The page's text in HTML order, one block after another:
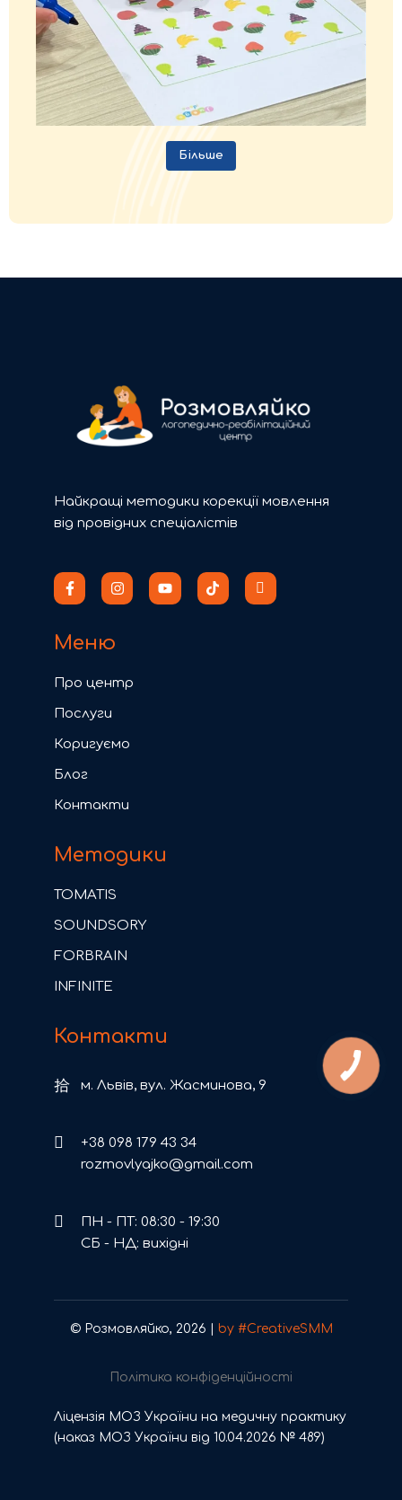
Більше
Найкращі методики корекції мовлення
від провідних спеціалістів
Меню
Про центр
Послуги
Коригуємо
Блог
Контакти
Методики
TOMATIS
SOUNDSORY
FORBRAIN
INFINITE
Контакти
м. Львів, вул. Жасминова, 9
+38 098 179 43 34
rozmovlyajko@gmail.com
ПН - ПТ: 08:30 - 19:30
СБ - НД: вихідні
© Розмовляйко, 2026 | by #CreativeSMM
Політика конфіденційності
Ліцензія МОЗ України на медичну практику
(наказ МОЗ України від 10.04.2026 № 489)